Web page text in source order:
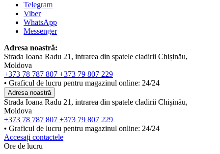
Telegram
Viber
WhatsApp
Messenger
Adresa noastră:
Strada Ioana Radu 21, intrarea din spatele cladirii Chișinău,
Moldova
+373 78 787 807 +373 79 807 229
• Graficul de lucru pentru magazinul online: 24/24
Adresa noastră
Strada Ioana Radu 21, intrarea din spatele cladirii Chișinău,
Moldova
+373 78 787 807 +373 79 807 229
• Graficul de lucru pentru magazinul online: 24/24
Accesați contactele
Ore de lucru